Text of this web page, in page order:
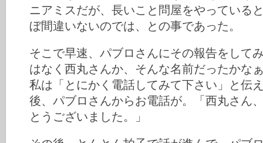
ニアミスだが、長いこと問屋をやっている
ぼ間違いないのでは、との事であった。
そこで早速、パブロさんにその報告をして
はなく西丸さんか、そんな名前だったかな
私は「とにかく電話してみて下さい」と伝
後、パブロさんからお電話が。「西丸さん
とうございました。」